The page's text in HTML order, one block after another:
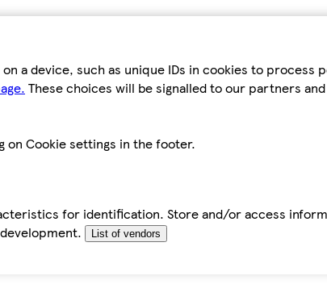
a device, such as unique IDs in cookies to process
These choices will be signalled to our partners
on Cookie settings in the footer.
for identification. Store and/or access
List of vendors